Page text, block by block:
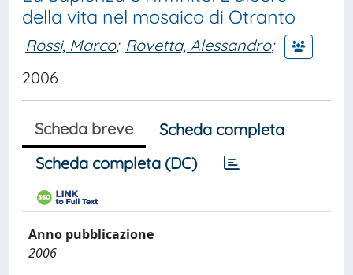
della vita nel mosaico di Otranto
Rossi, Marco; Rovetta, Alessandro;
2006
Scheda breve
Scheda completa
Scheda completa (DC)
Anno pubblicazione
2006